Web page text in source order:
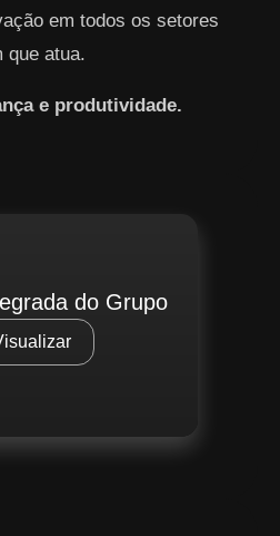
em todos os setores
que atua.
e produtividade.
do Grupo